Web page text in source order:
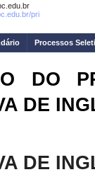
pri
Processos
DO
DE
DE